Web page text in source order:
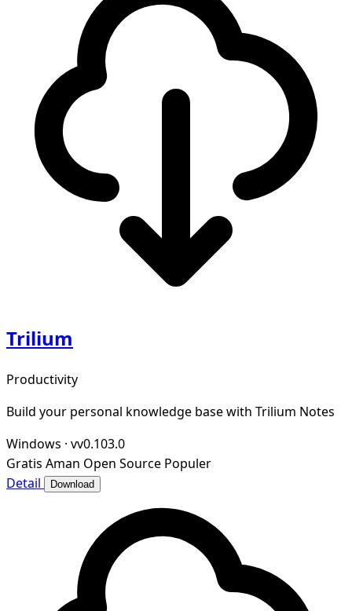
Trilium
Productivity
Build your personal knowledge base with Trilium Notes
Windows · vv0.103.0
Gratis Aman Open Source Populer
Detail
Download